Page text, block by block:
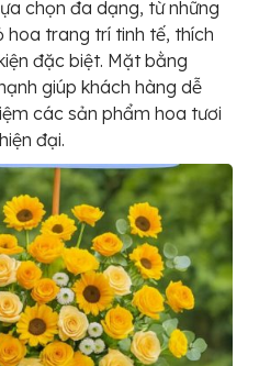
chọn đa dạng, từ những
hoa trang trí tinh tế, thích
đặc biệt. Mặt bằng
giúp khách hàng dễ
các sản phẩm hoa tươi
đại.